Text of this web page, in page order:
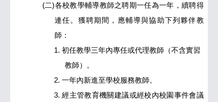
(二)各校教學輔導教師之聘期一任為一年，續聘得
連任。獲聘期間，應輔導與協助下列夥伴教
師：
1. 初任教學三年內專任或代理教師（不含實習
教師）。
2. 一年內新進至學校服務教師。
3. 經主管教育機關建議或經校內校園事件會議